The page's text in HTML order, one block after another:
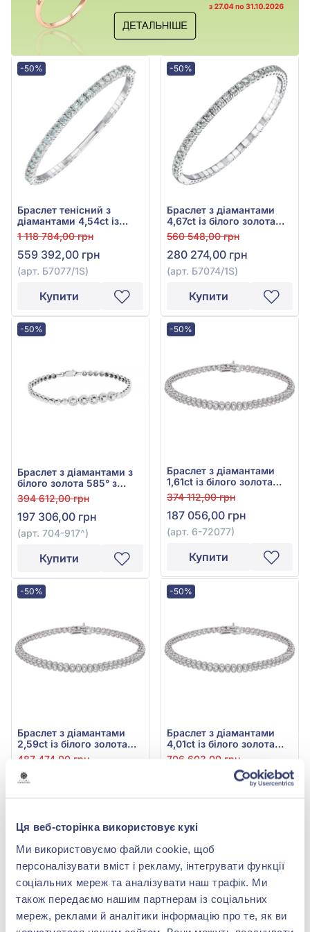
Ця веб-сторінка використовує кукі
Ми використовуємо файли cookie, щоб
персоналізувати вміст і рекламу, інтегрувати функції
соціальних мереж та аналізувати наш трафік. Ми
також передаємо нашим партнерам із соціальних
мереж, реклами й аналітики інформацію про те, як ви
-50%
Браслет тенісний з
діамантами 4,54ct із
білого золота 585°, арт.
Б7077/1S
1 118 784,00 грн
559 392,00 грн
(арт. Б7077/1S)
Купити
-50%
Браслет з діамантами
4,67ct із білого золота
585°, арт. Б7074/1S
560 548,00 грн
280 274,00 грн
(арт. Б7074/1S)
Купити
-50%
Браслет з діамантами з
білого золота 585° з
діамантом 0,53ct, арт.
704-917
394 612,00 грн
197 306,00 грн
(арт. 704-917^)
Купити
-50%
Браслет з діамантами
1,61ct із білого золота
585°, арт. 6-72077
374 112,00 грн
187 056,00 грн
(арт. 6-72077)
Купити
-50%
Браслет з діамантами
2,59ct із білого золота
585°, арт. 6-72178
487 474,00 грн
243 737,00 грн
-50%
Браслет з діамантами
4,01ct із білого золота
585°, арт. 6-72180
706 603,00 грн
353 301,50 грн
-50% -50%